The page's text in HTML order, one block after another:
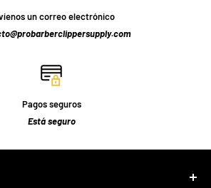
un correo electrónico
Pagos seguros
Está seguro